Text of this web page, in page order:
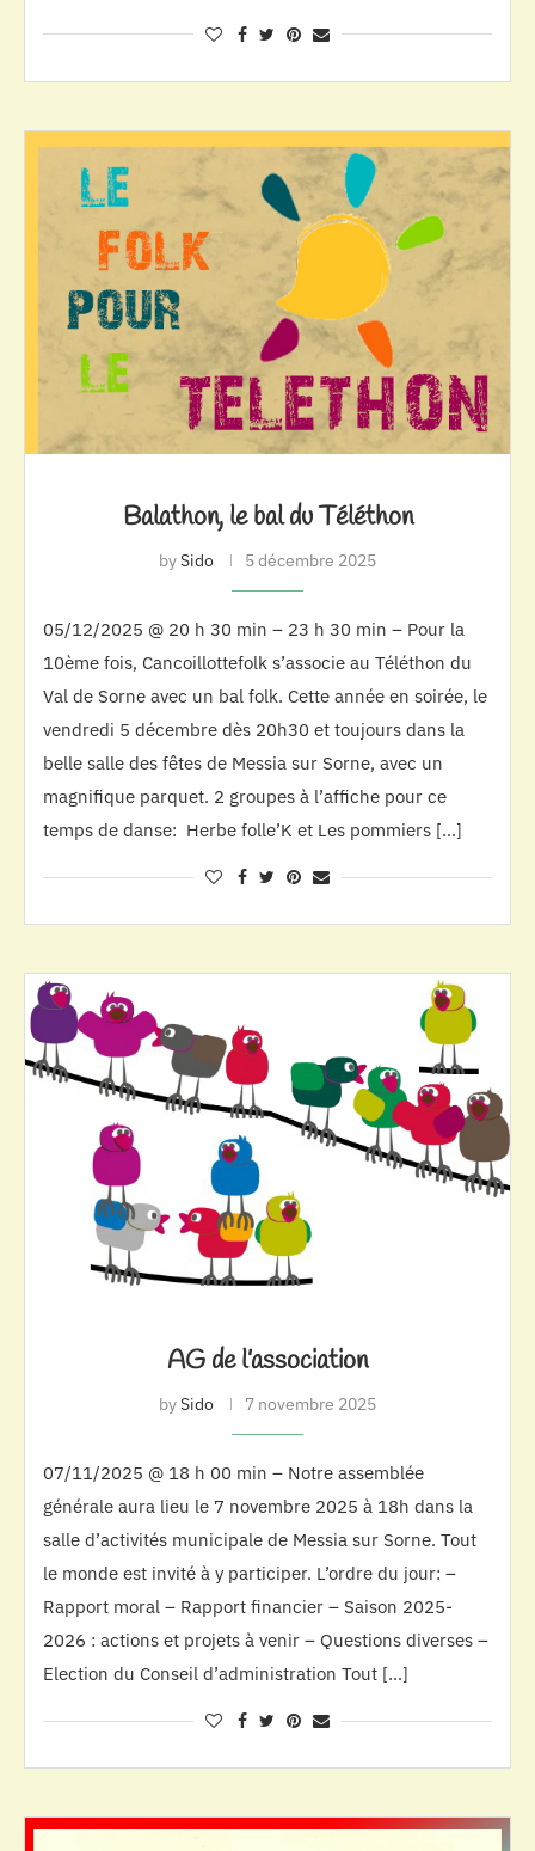
Balathon, le bal du Téléthon
bySido 5 décembre 2025
05/12/2025 @ 20 h 30 min – 23 h 30 min – Pour la
10ème fois, Cancoillottefolk s’associe au Téléthon du
Val de Sorne avec un bal folk. Cette année en soirée, le
vendredi 5 décembre dès 20h30 et toujours dans la
belle salle des fêtes de Messia sur Sorne, avec un
magnifique parquet. 2 groupes à l’affiche pour ce
temps de danse: Herbe folle’K et Les pommiers […]
AG de l’association
bySido 7 novembre 2025
07/11/2025 @ 18 h 00 min – Notre assemblée
générale aura lieu le 7 novembre 2025 à 18h dans la
salle d’activités municipale de Messia sur Sorne. Tout
le monde est invité à y participer. L’ordre du jour: –
Rapport moral – Rapport financier – Saison 2025-
2026 : actions et projets à venir – Questions diverses –
Election du Conseil d’administration Tout […]